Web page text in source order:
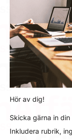
Hör av dig!
Skicka gärna in
Inkludera rubrik,